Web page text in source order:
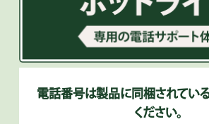
電話番号は製品に同梱されてい
ください。